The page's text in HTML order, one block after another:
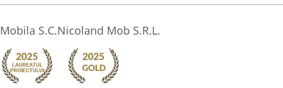
Mobila S.C.Nicoland Mob S.R.L.